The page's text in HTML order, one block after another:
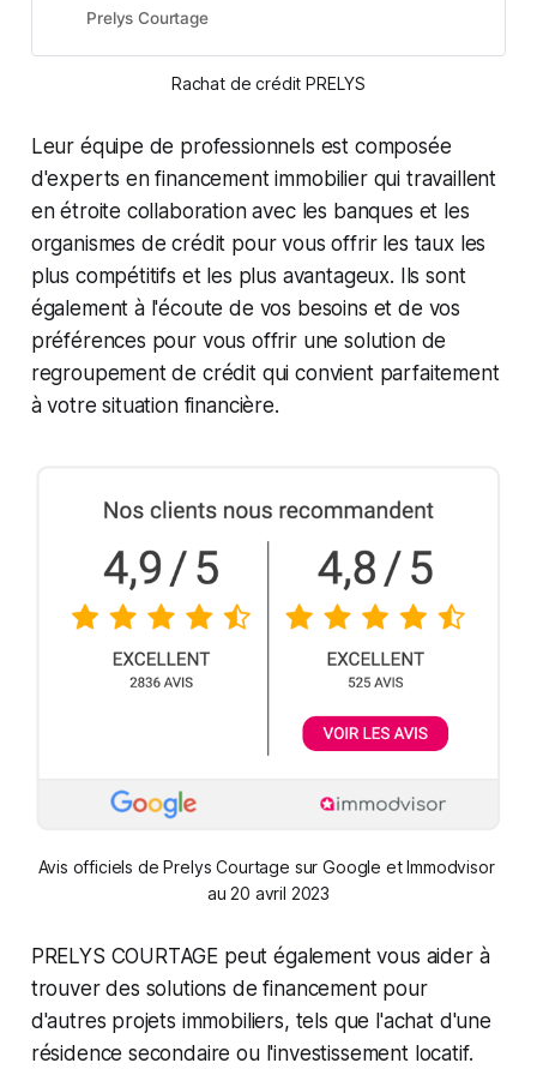
sans engagement. Étude en 3
Prelys Courtage
Rachat de crédit PRELYS
Leur équipe de professionnels est composée
d'experts en financement immobilier qui travaillent
en étroite collaboration avec les banques et les
organismes de crédit pour vous offrir les taux les
plus compétitifs et les plus avantageux. Ils sont
également à l'écoute de vos besoins et de vos
préférences pour vous offrir une solution de
regroupement de crédit qui convient parfaitement
à votre situation financière.
Avis officiels de Prelys Courtage sur Google et Immodvisor
au 20 avril 2023
PRELYS COURTAGE peut également vous aider à
trouver des solutions de financement pour
d'autres projets immobiliers, tels que l'achat d'une
résidence secondaire ou l'investissement locatif.